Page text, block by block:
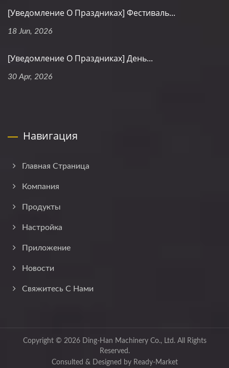
[Уведомление О Праздниках] Фестиваль...
18 Jun, 2026
[Уведомление О Праздниках] День...
30 Apr, 2026
Навигация
Главная Страница
Компания
Продукты
Настройка
Приложение
Новости
Свяжитесь С Нами
Copyright © 2026 Ding-Han Machinery Co., Ltd.All Rights
Reserved.
Consulted & Designed by Ready-Market